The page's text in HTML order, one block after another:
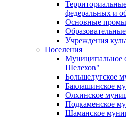
федеральных и
Основные
Учреждения
Поселения
Муниципальное
Шелехов"
Большелугское
Баклашинское
Олхинское
Подкаменское
Шаманское